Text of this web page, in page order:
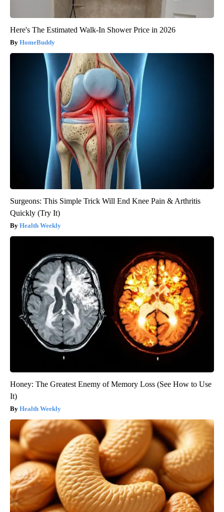
Here's The Estimated Walk-In Shower Price in 2026
HomeBuddy
Surgeons: This Simple Trick Will End Knee Pain & Arthritis
Quickly (Try It)
Health Weekly
Honey: The Greatest Enemy of Memory Loss (See How to Use
It)
Health Weekly